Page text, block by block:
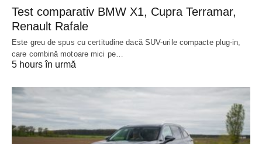
Test comparativ BMW X1, Cupra Terramar,
Renault Rafale
Este greu de spus cu certitudine dacă SUV-urile compacte plug-in,
care combină motoare mici pe…
5 hours în urmă